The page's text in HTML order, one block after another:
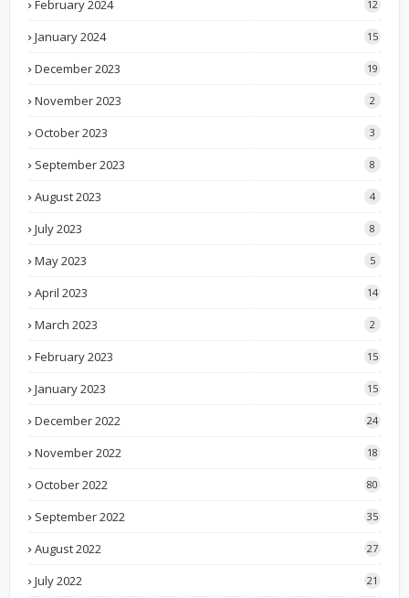
February 2024 12
January 2024 15
December 2023 19
November 2023 2
October 2023 3
September 2023 8
August 2023 4
July 2023 8
May 2023 5
April 2023 14
March 2023 2
February 2023 15
January 2023 15
December 2022 24
November 2022 18
October 2022 80
September 2022 35
August 2022 27
July 2022 21